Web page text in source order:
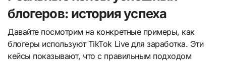
блогеров: история успеха
Давайте посмотрим на конкретные примеры, как
блогеры используют TikTok Live для заработка. Эти
кейсы показывают, что с правильным подходом